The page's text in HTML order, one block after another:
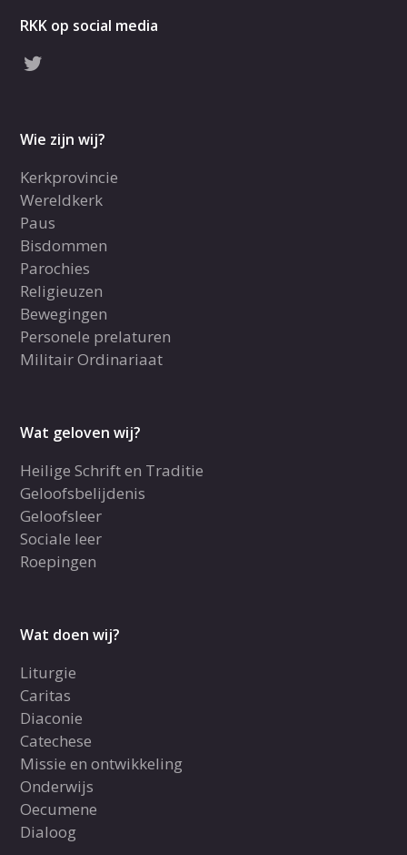
RKK op social media
Wie zijn wij?
Kerkprovincie
Wereldkerk
Paus
Bisdommen
Parochies
Religieuzen
Bewegingen
Personele prelaturen
Militair Ordinariaat
Wat geloven wij?
Heilige Schrift en Traditie
Geloofsbelijdenis
Geloofsleer
Sociale leer
Roepingen
Wat doen wij?
Liturgie
Caritas
Diaconie
Catechese
Missie en ontwikkeling
Onderwijs
Oecumene
Dialoog